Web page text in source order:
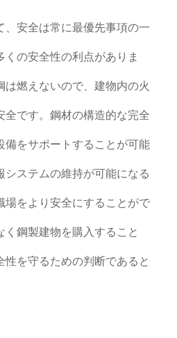
、安全は常に最優先事項の一
の安全性の利点がありま
は燃えないので、建物内の火
全です。鋼材の構造的な完全
備をサポートすることが可能
システムの維持が可能になる
場をより安全にすることがで
く鋼製建物を購入すること
性を守るための判断であると